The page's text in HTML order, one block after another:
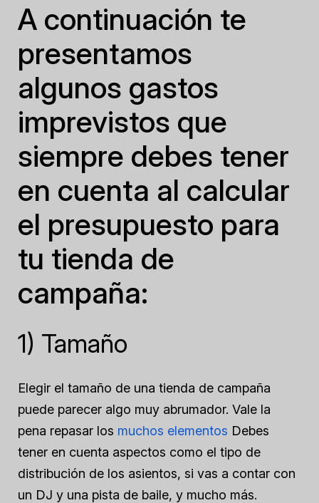
A continuación te
presentamos
algunos gastos
imprevistos que
siempre debes tener
en cuenta al calcular
el presupuesto para
tu tienda de
campaña:
1) Tamaño
Elegir el tamaño de una tienda de campaña
puede parecer algo muy abrumador. Vale la
pena repasar los muchos elementos Debes
tener en cuenta aspectos como el tipo de
distribución de los asientos, si vas a contar con
un DJ y una pista de baile, y mucho más.